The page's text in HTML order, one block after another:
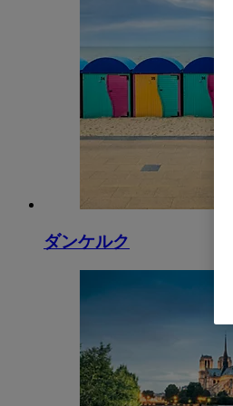
ダンケルク